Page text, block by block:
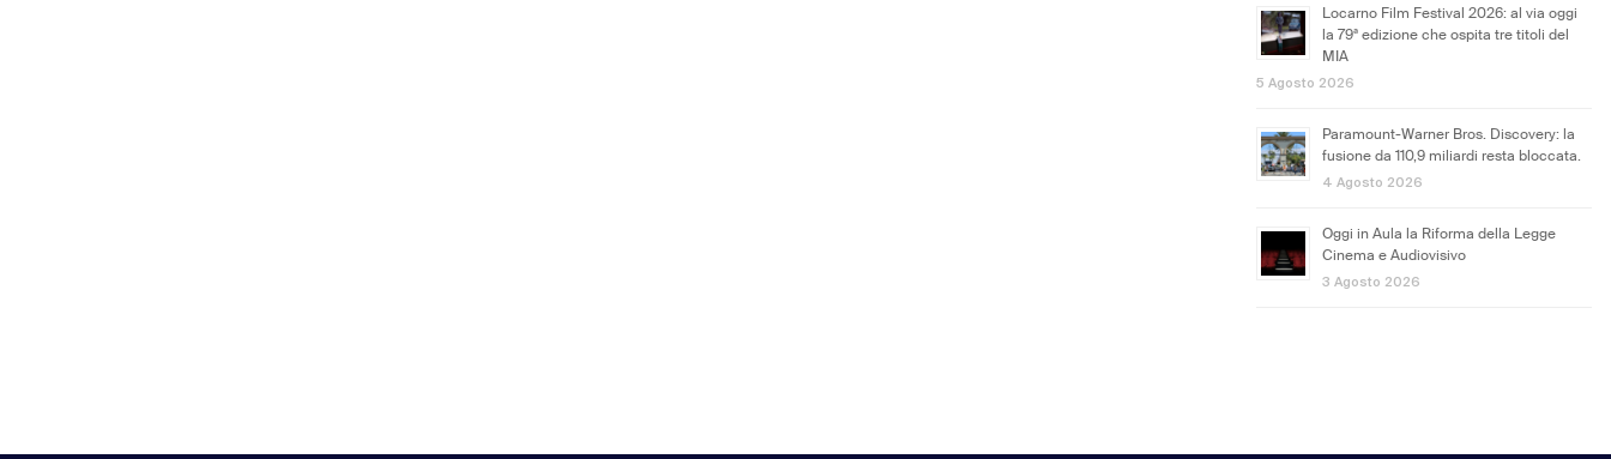
Locarno Film Festival 2026: al via oggi
la 79ª edizione che ospita tre titoli del
MIA
5 Agosto 2026
Paramount-Warner Bros. Discovery: la
fusione da 110,9 miliardi resta bloccata.
4 Agosto 2026
Oggi in Aula la Riforma della Legge
Cinema e Audiovisivo
3 Agosto 2026